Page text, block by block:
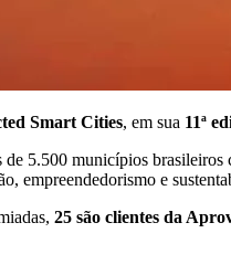
Smart Cities, em sua 11ª
de 5.500 municípios
empreendedorismo e
25 são clientes da